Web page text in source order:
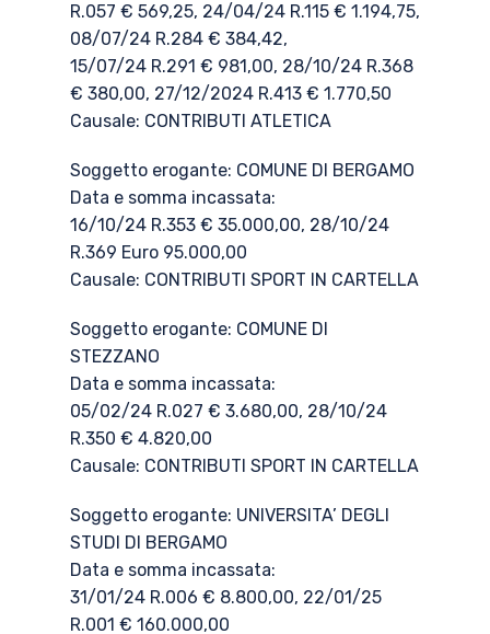
R.057 € 569,25, 24/04/24 R.115 € 1.194,75,
08/07/24 R.284 € 384,42,
15/07/24 R.291 € 981,00, 28/10/24 R.368
€ 380,00, 27/12/2024 R.413 € 1.770,50
Causale: CONTRIBUTI ATLETICA
Soggetto erogante: COMUNE DI BERGAMO
Data e somma incassata:
16/10/24 R.353 € 35.000,00, 28/10/24
R.369 Euro 95.000,00
Causale: CONTRIBUTI SPORT IN CARTELLA
Soggetto erogante: COMUNE DI
STEZZANO
Data e somma incassata:
05/02/24 R.027 € 3.680,00, 28/10/24
R.350 € 4.820,00
Causale: CONTRIBUTI SPORT IN CARTELLA
Soggetto erogante: UNIVERSITA’ DEGLI
STUDI DI BERGAMO
Data e somma incassata:
31/01/24 R.006 € 8.800,00, 22/01/25
R.001 € 160.000,00